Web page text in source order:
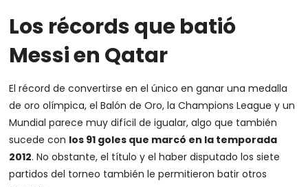
Los récords que batió
Messi en Qatar
El récord de convertirse en el único en ganar una medalla
de oro olímpica, el Balón de Oro, la Champions League y un
Mundial parece muy difícil de igualar, algo que también
sucede con los 91 goles que marcó en la temporada
2012. No obstante, el título y el haber disputado los siete
partidos del torneo también le permitieron batir otros